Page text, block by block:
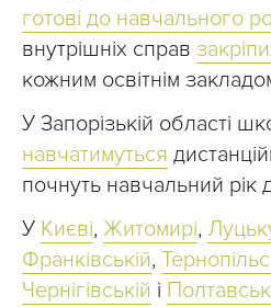
готові до навчального
внутрішніх справ
кожним освітнім
У Запорізькій області
навчатимуться
почнуть навчальний рік
У Києві, Житомирі,
Франківській,
Чернігівській і